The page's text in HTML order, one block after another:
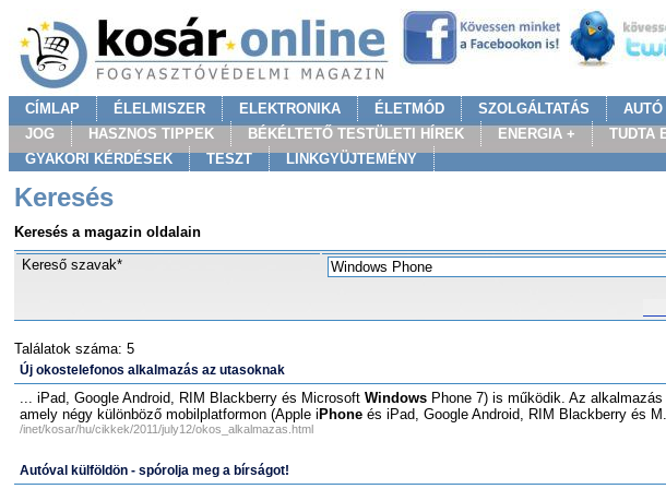
CÍMLAP ÉLELMISZER ELEKTRONIKA ÉLETMÓD SZOLGÁLTATÁS AUTÓ
JOG
HASZNOS TIPPEK BÉKÉLTETŐ TESTÜLETI HÍREK ENERGIA + TUDTA
GYAKORI KÉRDÉSEK
TESZT LINKGYÜJTEMÉNY
Keresés
Keresés a magazin oldalain
Kereső szavak*
Találatok száma: 5
Új okostelefonos alkalmazás az utasoknak
... iPad, Google Android, RIM Blackberry és Microsoft Windows Phone 7) is működik. Az
amely négy különböző mobilplatformon (Apple i Phone és iPad, Google Android, RIM Blackberry és
/inet/kosar/hu/cikkek/2011/july12/okos_alkalmazas.html
Autóval külföldön - spórolja meg a bírságot!